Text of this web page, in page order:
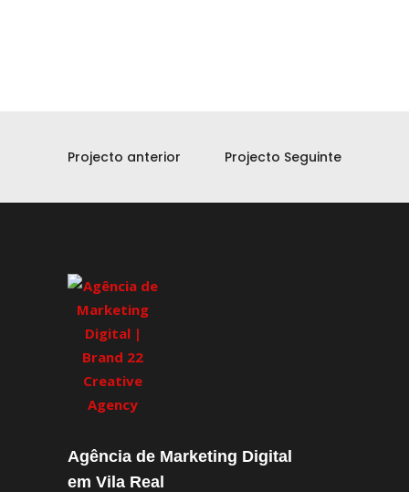
Projecto anterior Projecto Seguinte
Agência de Marketing Digital
em Vila Real